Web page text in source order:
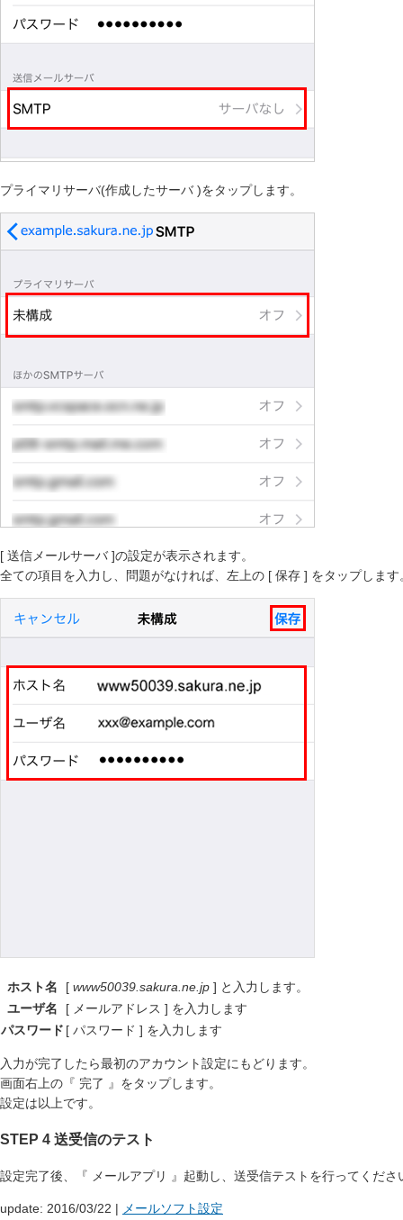
プライマリサーバ(作成したサーバ )をタップします。
[ 送信メールサーバ ]の設定が表示されます。
全ての項目を入力し、問題がなければ、左上の [ 保存 ] をタップします
ホスト名 [ www50039.sakura.ne.jp ] と入力します。
ユーザ名
[ メールアドレス ] を入力します
パスワード [ パスワード ] を入力します
入力が完了したら最初のアカウント設定にもどります。
画面右上の『 完了 』をタップします。
設定は以上です。
STEP 4 送受信のテスト
設定完了後、『 メールアプリ 』起動し、送受信テストを行ってくださ
update: 2016/03/22 | メールソフト設定